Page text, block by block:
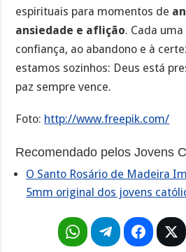
espirituais para momentos de
ansiedade e aflição. Cada
confiança, ao abandono e à
estamos sozinhos: Deus está
paz sempre vence.
Foto: http://www.freepik.com/
Recomendado pelos Jovens
O Santo Rosário de Madeira
5mm original dos jovens